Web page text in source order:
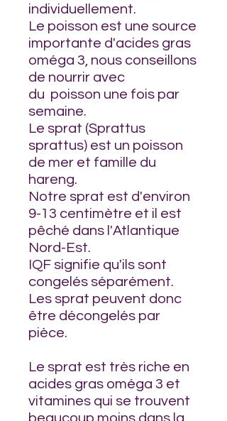
individuellement.
Le poisson est une source
importante d'acides gras
oméga 3, nous conseillons
de nourrir avec
du poisson une fois par
semaine.
Le sprat (Sprattus
sprattus) est un poisson
de mer et famille du
hareng.
Notre sprat est d'environ
9-13 centimètre et il est
pêché dans l'Atlantique
Nord-Est.
IQF signifie qu'ils sont
congelés séparément.
Les sprat peuvent donc
être décongelés par
pièce.
Le sprat est très riche en
acides gras oméga 3 et
vitamines qui se trouvent
beaucoup moins dans la